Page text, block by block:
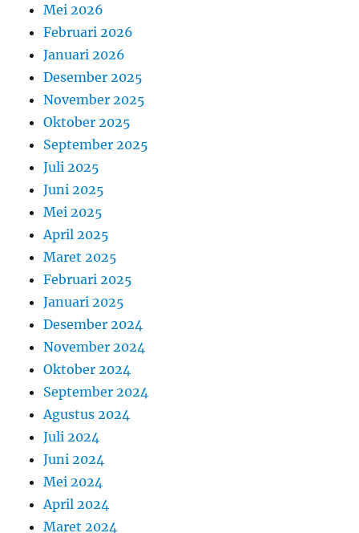
Mei 2026
Februari 2026
Januari 2026
Desember 2025
November 2025
Oktober 2025
September 2025
Juli 2025
Juni 2025
Mei 2025
April 2025
Maret 2025
Februari 2025
Januari 2025
Desember 2024
November 2024
Oktober 2024
September 2024
Agustus 2024
Juli 2024
Juni 2024
Mei 2024
April 2024
Maret 2024